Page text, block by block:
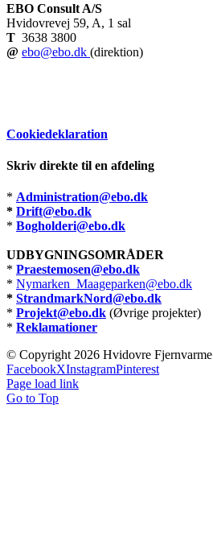
EBO Consult A/S
Hvidovrevej 59, A, 1 sal
T 3638 3800
@ ebo@ebo.dk (direktion)
Cookiedeklaration
Skriv direkte til en afdeling
* Administration@ebo.dk
* Drift@ebo.dk
* Bogholderi@ebo.dk
UDBYGNINGSOMRÅDER
* Praestemosen@ebo.dk
* Nymarken_Maageparken@ebo.dk
* StrandmarkNord@ebo.dk
* Projekt@ebo.dk (Øvrige projekter)
* Reklamationer
© Copyright 2026 Hvidovre Fjernvarme
FacebookXInstagramPinterest
Page load link
Go to Top